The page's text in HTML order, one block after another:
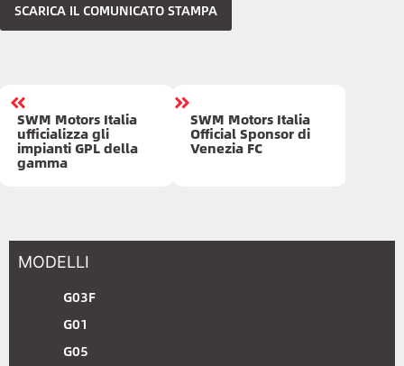
SCARICA IL COMUNICATO STAMPA
SWM Motors Italia
ufficializza gli
impianti GPL della
gamma
SWM Motors Italia
Official Sponsor di
Venezia FC
MODELLI
G03F
G01
G05